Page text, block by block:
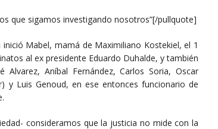
que sigamos investigando nosotros”[/pullquote]
Mabel, mamá de Maximiliano Kostekiel, el 1
al ex presidente Eduardo Duhalde, y también
Alvarez, Aníbal Fernández, Carlos Soria, Oscar
y Luis Genoud, en ese entonces funcionario de
consideramos que la justicia no mide con la